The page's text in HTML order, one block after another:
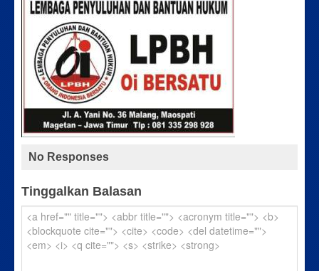
No Responses
Tinggalkan Balasan